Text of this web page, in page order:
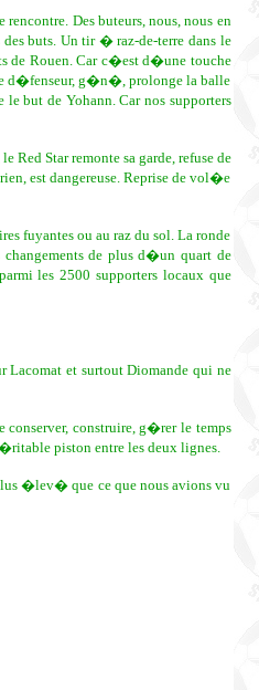
Des buteurs, nous, nous en
buts. Un tir � raz-de-terre dans le
de Rouen. Car c�est d�une touche
d�fenseur, g�n�, prolonge la balle
but de Yohann. Car nos supporters
Star remonte sa garde, refuse de
est dangereuse. Reprise de vol�e
fuyantes ou au raz du sol. La ronde
de plus d�un quart de
les 2500 supporters locaux que
et surtout Diomande qui ne
construire, g�rer le temps
piston entre les deux lignes.
�lev� que ce que nous avions vu